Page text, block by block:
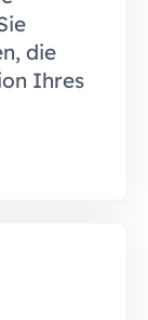
die
Ihres